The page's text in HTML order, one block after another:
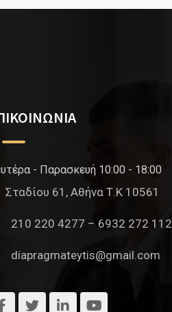
- Παρασκευή 10:00 - 18:00
Σταδίου 61, Αθήνα Τ.Κ 10561
210 220 4277 – 6932 272 112
diapragmateytis@gmail.com